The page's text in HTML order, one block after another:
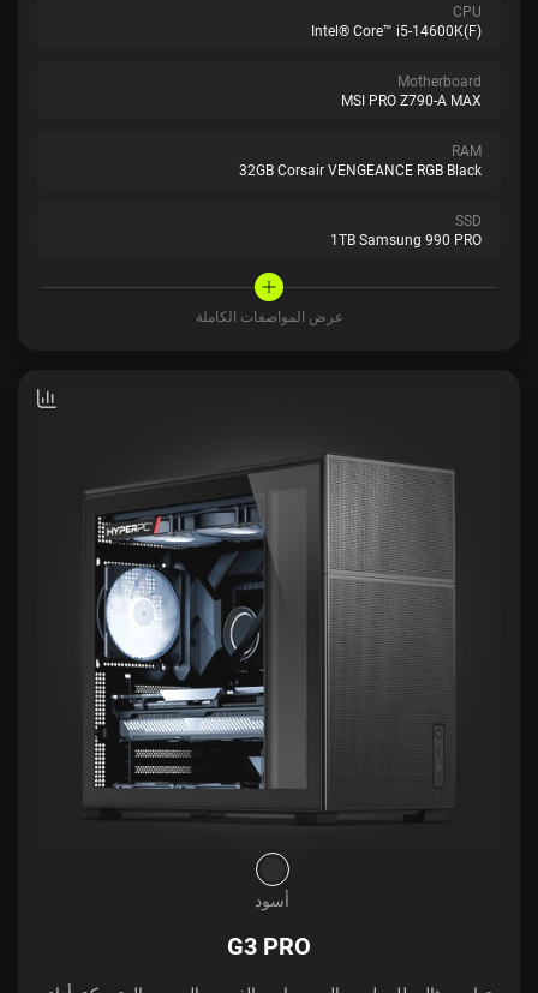
CPU
Intel® Core™ i5-14600K(F)
Motherboard
MSI PRO Z790-A MAX
RAM
32GB Corsair VENGEANCE RGB Black
SSD
1TB Samsung 990 PRO
عرض المواصفات الكاملة
أسود
G3 PRO